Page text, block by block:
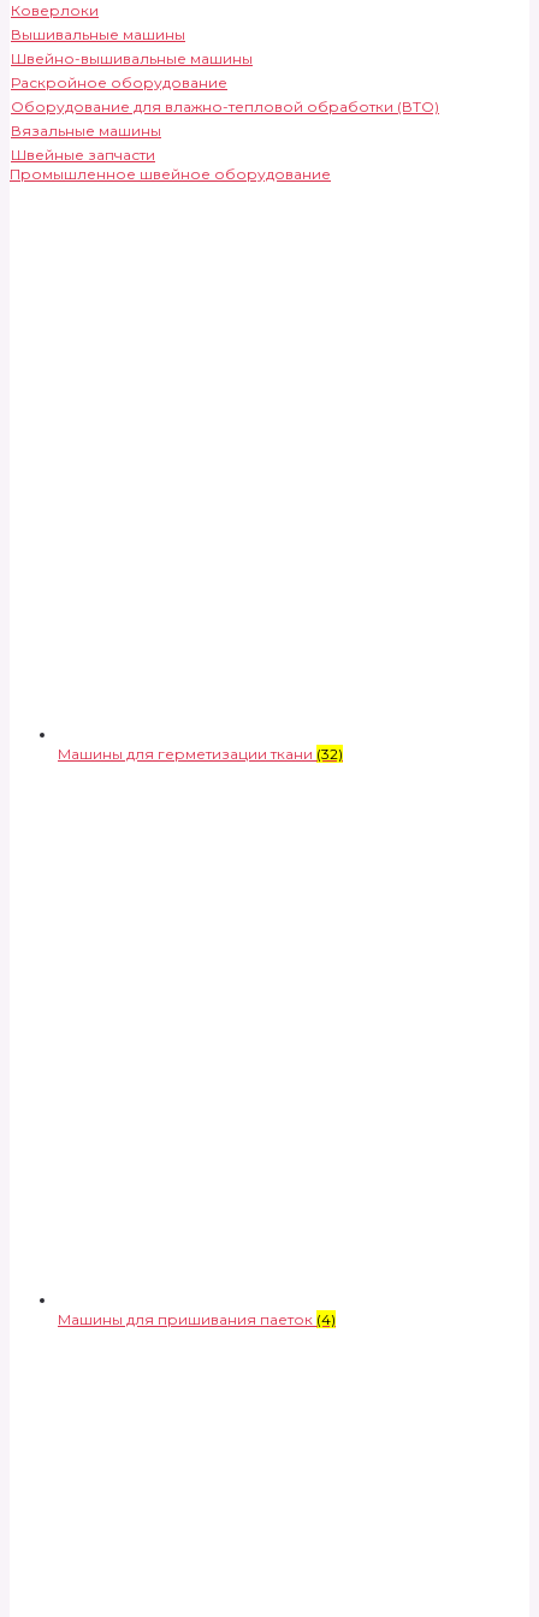
Коверлоки
Вышивальные машины
Швейно-вышивальные машины
Раскройное оборудование
Оборудование для влажно-тепловой обработки (ВТО)
Вязальные машины
Швейные запчасти
Промышленное швейное оборудование
Машины для герметизации ткани (32)
Машины для пришивания паеток (4)